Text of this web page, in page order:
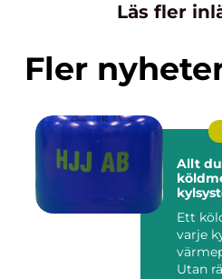
Läs fler
Fler
Allt
Ett
varje
Utan